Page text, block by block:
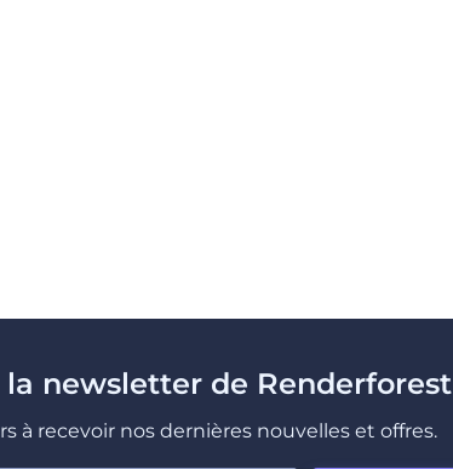
la newsletter de Renderforest
à recevoir nos dernières nouvelles et offres.